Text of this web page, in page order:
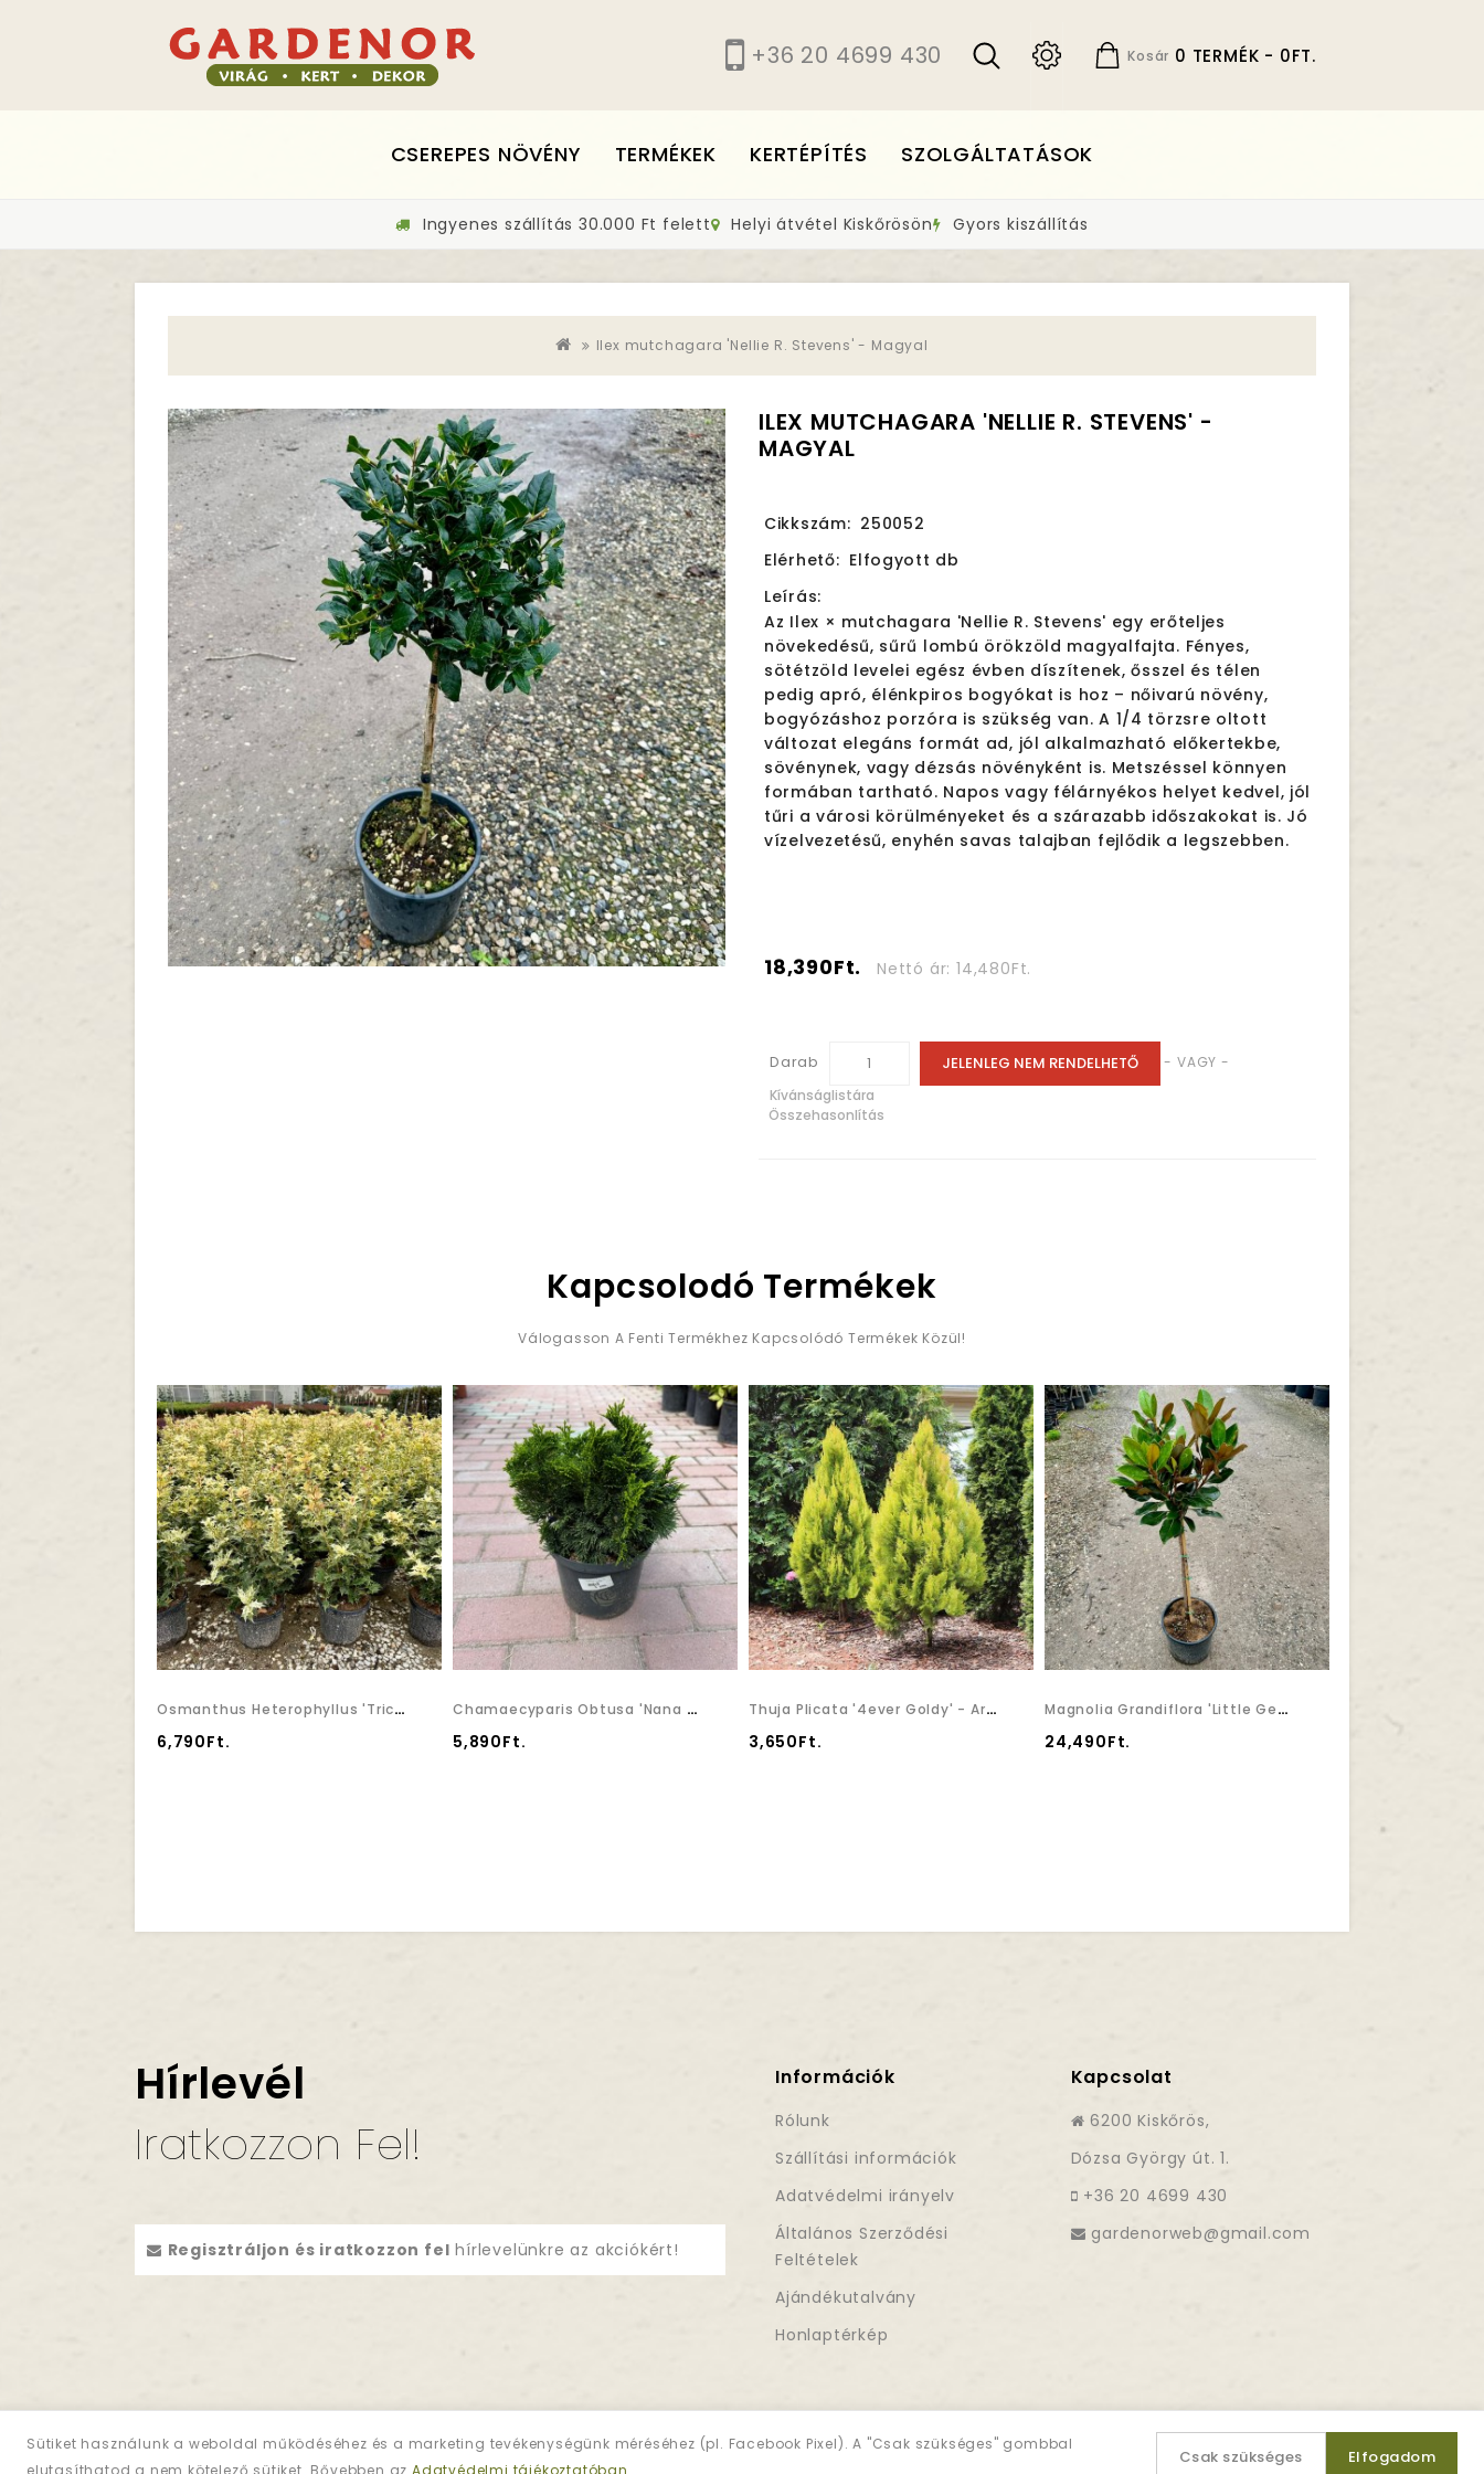
Sütiket használunk a weboldal működéséhez és a marketing tevékenységünk méréséhez (pl. Facebook Pixel). A "Csak szükséges" gombbal
elutasíthatod a nem kötelező sütiket. Bővebben azAdatvédelmi tájékoztatóban
Csak szükséges Elfogadom
Kosár 0 TERMÉK - 0FT.
+36 20 4699 430
CSEREPES NÖVÉNY TERMÉKEK KERTÉPÍTÉS SZOLGÁLTATÁSOK
Ingyenes szállítás 30.000 Ft felett Helyi átvétel Kiskőrösön Gyors kiszállítás
Ilex mutchagara 'Nellie R. Stevens' - Magyal
ILEX MUTCHAGARA 'NELLIE R. STEVENS' -
MAGYAL
Cikkszám: 250052
Elérhető: Elfogyott db
Leírás:
Az Ilex × mutchagara 'Nellie R. Stevens' egy erőteljes
növekedésű, sűrű lombú örökzöld magyalfajta. Fényes,
sötétzöld levelei egész évben díszítenek, ősszel és télen
pedig apró, élénkpiros bogyókat is hoz – nőivarú növény,
bogyózáshoz porzóra is szükség van. A 1/4 törzsre oltott
változat elegáns formát ad, jól alkalmazható előkertekbe,
sövénynek, vagy dézsás növényként is. Metszéssel könnyen
formában tartható. Napos vagy félárnyékos helyet kedvel, jól
tűri a városi körülményeket és a szárazabb időszakokat is. Jó
vízelvezetésű, enyhén savas talajban fejlődik a legszebben.
18,390Ft. Nettó ár: 14,480Ft.
Darab JELENLEG NEM RENDELHETŐ
- VAGY -
Kívánságlistára
Összehasonlítás
Kapcsolodó Termékek
Válogasson A Fenti Termékhez Kapcsolódó Termékek Közül!
Osmanthus Heterophyllus 'Tricolor' - Tarkalevelű Illatvirág
6,790Ft.
Chamaecyparis Obtusa 'Nana Gracilis' - Hinoki Álciprus
5,890Ft.
Thuja Plicata '4ever Goldy' - Arany Tuja
3,650Ft.
Magnolia Grandiflora 'Little Gem' - Örökzöld Liliomfa
24,490Ft.
Hírlevél
Iratkozzon Fel!
Regisztráljon és iratkozzon fel hírlevelünkre az akciókért!
Információk
Rólunk
Szállítási információk
Adatvédelmi irányelv
Általános Szerződési
Feltételek
Ajándékutalvány
Honlaptérkép
Kapcsolat
6200 Kiskőrös,
Dózsa György út. 1.
+36 20 4699 430